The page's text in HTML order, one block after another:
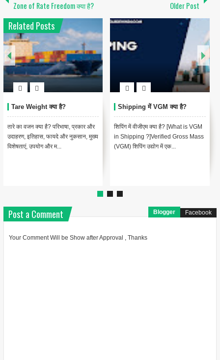
Zone of Rate Freedom क्या है? Older Post
Related Posts
Shipping में Vessel क्या है?
शिपिंग में जहाज क्या है? [What is Vessel
in Shipping ? In Hindi]शिपिंग के संदर्भ
में, एक "Vessel" एक...
Shipping में AWB क्या है?
शिपिंग में एयर वेबिल (एडब्ल्यूबी): एयर कार्गो
के लिए एक आवश्यक दस्तावेज़ [Air
Waybill (AWB) in Shipp...
Post a Comment Blogger Facebook
Your Comment Will be Show after Approval , Thanks